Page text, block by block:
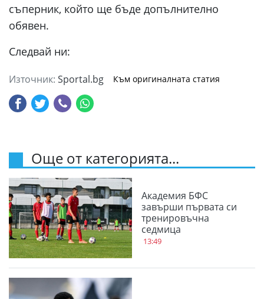
съперник, който ще бъде допълнително
обявен.
Следвай ни:
Източник: Sportal.bg Към оригиналната статия
Още от категорията...
Академия БФС
завърши първата си
тренировъчна
седмица
13:49